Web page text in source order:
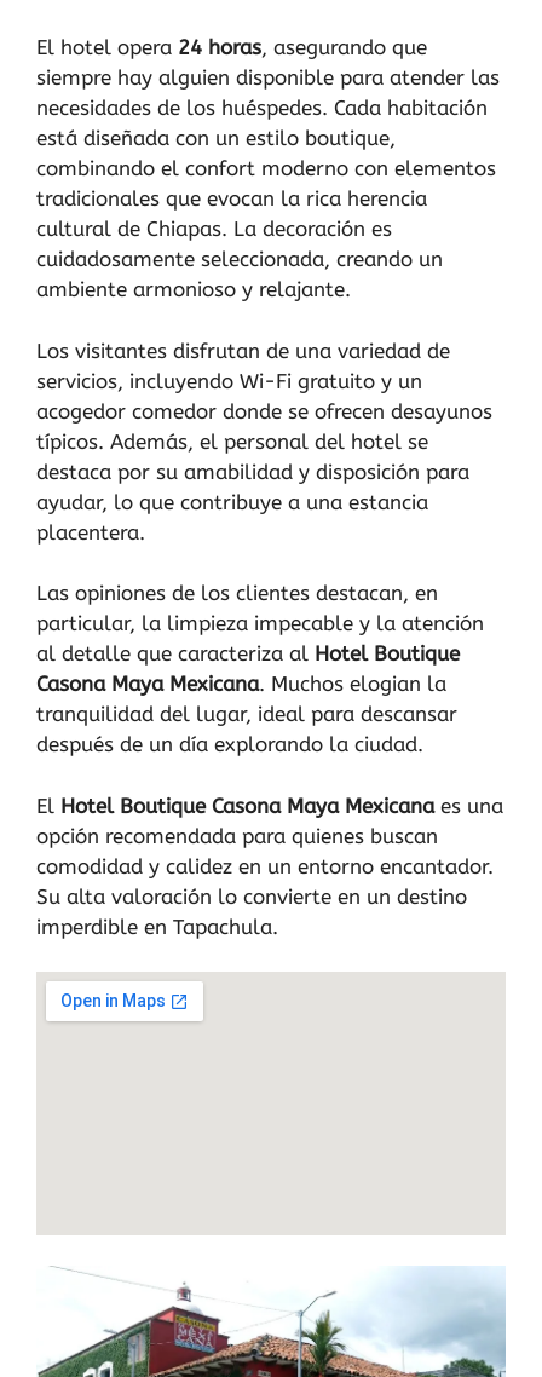
El hotel opera 24 horas, asegurando que
siempre hay alguien disponible para atender las
necesidades de los huéspedes. Cada habitación
está diseñada con un estilo boutique,
combinando el confort moderno con elementos
tradicionales que evocan la rica herencia
cultural de Chiapas. La decoración es
cuidadosamente seleccionada, creando un
ambiente armonioso y relajante.
Los visitantes disfrutan de una variedad de
servicios, incluyendo Wi-Fi gratuito y un
acogedor comedor donde se ofrecen desayunos
típicos. Además, el personal del hotel se
destaca por su amabilidad y disposición para
ayudar, lo que contribuye a una estancia
placentera.
Las opiniones de los clientes destacan, en
particular, la limpieza impecable y la atención
al detalle que caracteriza al Hotel Boutique
Casona Maya Mexicana. Muchos elogian la
tranquilidad del lugar, ideal para descansar
después de un día explorando la ciudad.
El Hotel Boutique Casona Maya Mexicanaes una
opción recomendada para quienes buscan
comodidad y calidez en un entorno encantador.
Su alta valoración lo convierte en un destino
imperdible en Tapachula.